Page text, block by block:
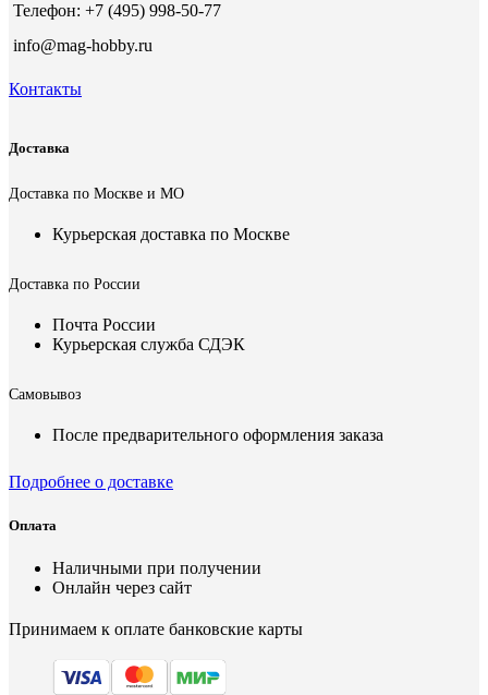
Телефон: +7 (495) 998-50-77
info@mag-hobby.ru
Контакты
Доставка
Доставка по Москве и МО
Курьерская доставка по Москве
Доставка по России
Почта России
Курьерская служба СДЭК
Самовывоз
После предварительного оформления заказа
Подробнее о доставке
Оплата
Наличными при получении
Онлайн через сайт
Принимаем к оплате банковские карты